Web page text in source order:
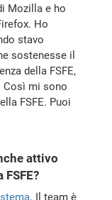
Mozilla e ho
Ho
stavo
sostenesse il
della FSFE,
Così mi sono
FSFE. Puoi
attivo
. Il team è